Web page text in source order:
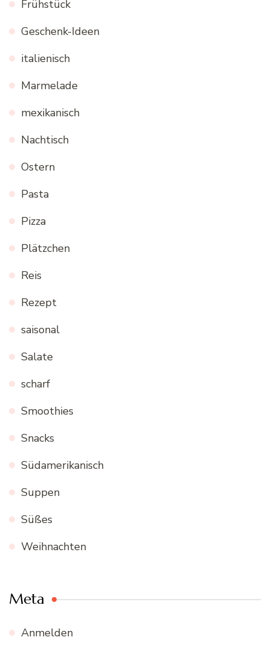
Frühstück
Geschenk-Ideen
italienisch
Marmelade
mexikanisch
Nachtisch
Ostern
Pasta
Pizza
Plätzchen
Reis
Rezept
saisonal
Salate
scharf
Smoothies
Snacks
Südamerikanisch
Suppen
Süßes
Weihnachten
Meta
Anmelden